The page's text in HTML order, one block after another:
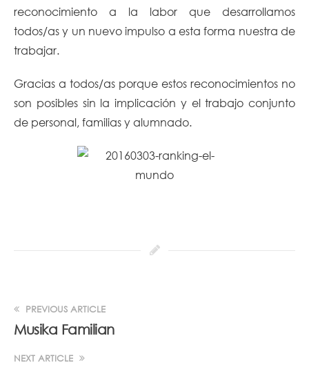
reconocimiento a la labor que desarrollamos
todos/as y un nuevo impulso a esta forma nuestra de
trabajar.
Gracias a todos/as porque estos reconocimientos no
son posibles sin la implicación y el trabajo conjunto
de personal, familias y alumnado.
PREVIOUS ARTICLE
Musika Familian
NEXT ARTICLE